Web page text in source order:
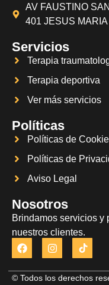
AV FAUSTINO
401 JESUS MARIA
Servicios
Terapia
Terapia deportiva
Ver más servicios
Políticas
Políticas de
Políticas de
Aviso Legal
Nosotros
Brindamos servicios y
nuestros clientes.
© Todos los derechos